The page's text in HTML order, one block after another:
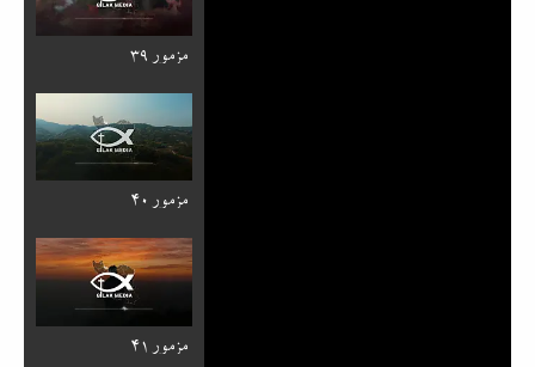
مزمور ۳۹
مزمور ۴۰
مزمور ۴۱